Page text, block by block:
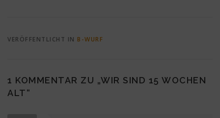
VERÖFFENTLICHT IN B-WURF
1 KOMMENTAR ZU „WIR SIND 15 WOCHEN
ALT“